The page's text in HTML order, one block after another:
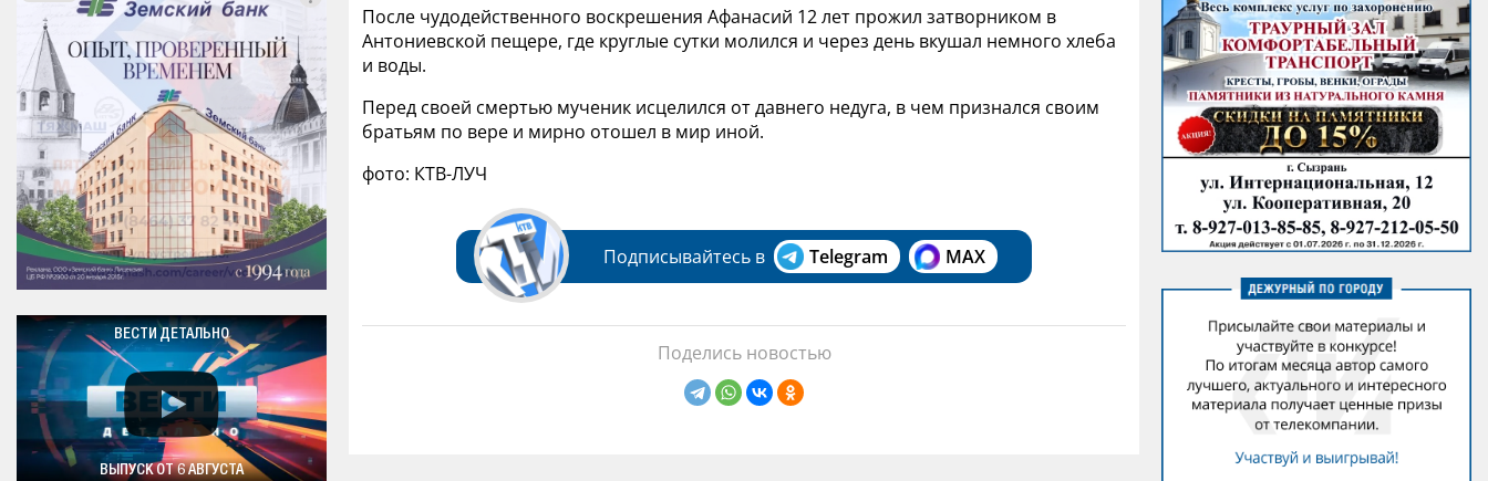
ВЕСТИ ДЕТАЛЬНО
ВЫПУСК ОТ 6 АВГУСТА
После чудодейственного воскрешения Афанасий 12 лет прожил затворником в
Антониевской пещере, где круглые сутки молился и через день вкушал немного хлеба
и воды.
Перед своей смертью мученик исцелился от давнего недуга, в чем признался своим
братьям по вере и мирно отошел в мир иной.
фото: КТВ-ЛУЧ
Подписывайтесь в Telegram MAX
Поделись новостью